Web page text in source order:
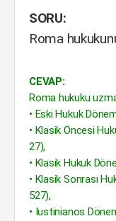
SORU:
Roma
CEVAP:
Roma hukuku
• Eski Hukuk
• Klasik Öncesi
27),
• Klasik Hukuk
• Klasik Sonrası
527),
• Iustinianos